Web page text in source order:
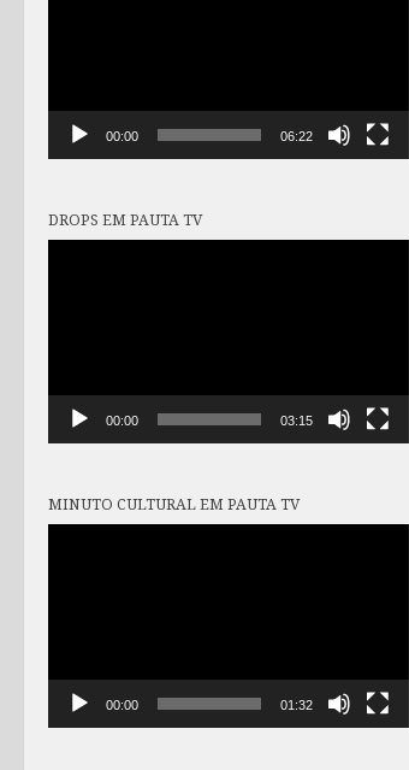
00:00 06:22
DROPS EM PAUTA TV
00:00 03:15
MINUTO CULTURAL EM PAUTA TV
00:00 01:32